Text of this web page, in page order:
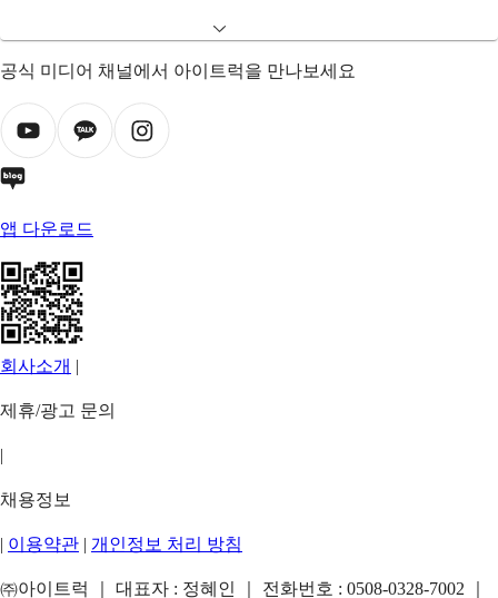
공식 미디어 채널에서 아이트럭을 만나보세요
앱 다운로드
회사소개 |
제휴/광고 문의
|
채용정보
| 이용약관 | 개인정보 처리 방침
㈜아이트럭 ｜ 대표자 : 정혜인 ｜ 전화번호 : 0508-0328-7002